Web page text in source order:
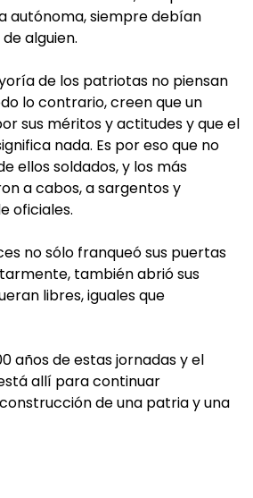
autónoma, siempre debían
alguien.
de los patriotas no piensan
lo contrario, creen que un
sus méritos y actitudes y que el
nada. Es por eso que no
ellos soldados, y los más
a cabos, a sargentos y
oficiales.
no sólo franqueó sus puertas
también abrió sus
libres, iguales que
años de estas jornadas y el
allí para continuar
de una patria y una